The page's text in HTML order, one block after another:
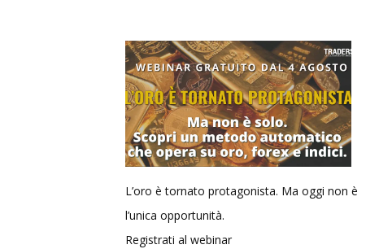
L’oro è tornato protagonista. Ma oggi non è
l’unica opportunità.
Registrati al webinar